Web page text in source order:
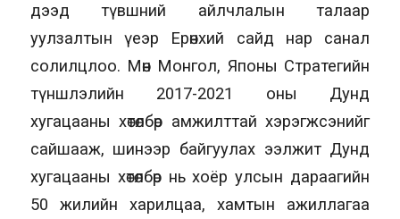
дээд түвшний айлчлалын талаар
уулзалтын үеэр Ерөнхий сайд нар санал
солилцлоо. Мөн Монгол, Японы Стратегийн
түншлэлийн 2017-2021 оны Дунд
хугацааны хөтөлбөр амжилттай хэрэгжсэнийг
сайшааж, шинээр байгуулах ээлжит Дунд
хугацааны хөтөлбөр нь хоёр улсын дараагийн
50 жилийн харилцаа, хамтын ажиллагаа